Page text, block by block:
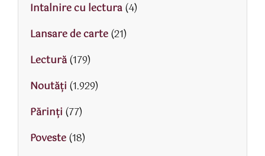
Intalnire cu lectura(4)
Lansare de carte(21)
Lectură(179)
Noutăți (1.929)
Părinţi (77)
Poveste(18)